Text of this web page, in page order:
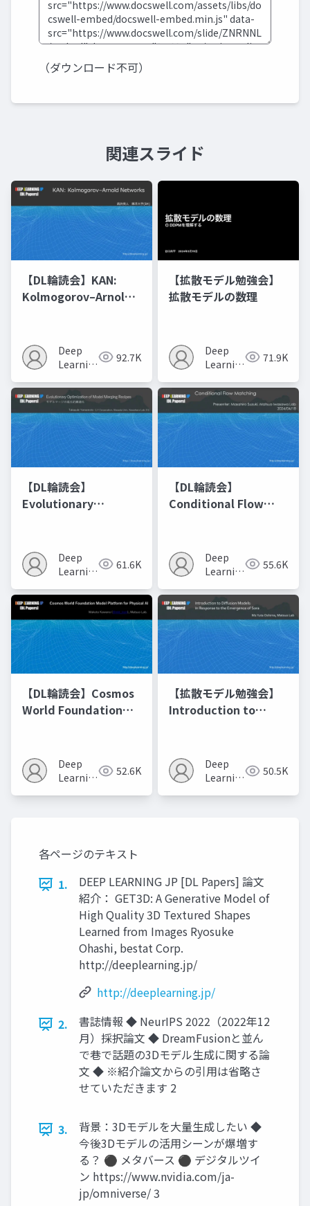
（ダウンロード不可）
関連スライド
【DL輪読会】KAN:
Kolmogorov–Arnold
Deep
Learning
92.7K
【拡散モデル勉強会】
拡散モデルの数理
Deep
Learning
71.9K
【DL輪読会】
Evolutionary
Recipes モデルマージ
の進化的最適化
Deep
Learning
61.6K
【DL輪読会】
Conditional Flow
Deep
Learning
55.6K
【DL輪読会】Cosmos
World Foundation
Deep
Learning
52.6K
【拡散モデル勉強会】
Introduction to
Deep
Learning
50.5K
各ページのテキスト
1.
DEEP LEARNING JP [DL Papers] 論文
紹介： GET3D: A Generative Model of
High Quality 3D Textured Shapes
Learned from Images Ryosuke
Ohashi, bestat Corp.
http://deeplearning.jp/
http://deeplearning.jp/
2.
書誌情報 ◆ NeurIPS 2022（2022年12
月）採択論文 ◆ DreamFusionと並ん
で巷で話題の3Dモデル生成に関する論
文 ◆ ※紹介論文からの引用は省略さ
せていただきます 2
3.
背景：3Dモデルを大量生成したい ◆
今後3Dモデルの活用シーンが爆増す
る？ ⚫ メタバース ⚫ デジタルツイ
ン https://www.nvidia.com/ja-
jp/omniverse/ 3